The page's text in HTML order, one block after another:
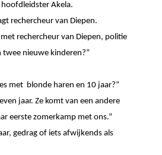
hoofdleidster Akela.
rechercheur van Diepen.
rechercheur van Diepen, politie
twee nieuwe kinderen?”
met blonde haren en 10 jaar?”
jaar. Ze komt van een andere
eerste zomerkamp met ons.”
gedrag of iets afwijkends als